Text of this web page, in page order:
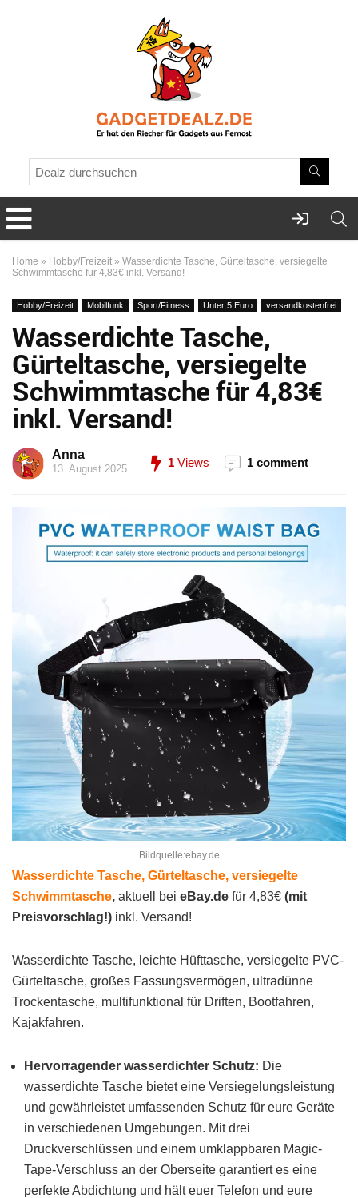
Home » Hobby/Freizeit » Wasserdichte Tasche, Gürteltasche, versiegelte
Schwimmtasche für 4,83€ inkl. Versand!
Hobby/Freizeit Mobilfunk Sport/Fitness Unter 5 Euro versandkostenfrei
Wasserdichte Tasche,
Gürteltasche, versiegelte
Schwimmtasche für 4,83€
inkl. Versand!
Anna
13. August 2025 1 Views 1 comment
Bildquelle:ebay.de
Wasserdichte Tasche, Gürteltasche, versiegelte
Schwimmtasche, aktuell bei eBay.de für 4,83€ (mit
Preisvorschlag!) inkl. Versand!
Wasserdichte Tasche, leichte Hüfttasche, versiegelte PVC-
Gürteltasche, großes Fassungsvermögen, ultradünne
Trockentasche, multifunktional für Driften, Bootfahren,
Kajakfahren.
Hervorragender wasserdichter Schutz: Die
wasserdichte Tasche bietet eine Versiegelungsleistung
und gewährleistet umfassenden Schutz für eure Geräte
in verschiedenen Umgebungen. Mit drei
Druckverschlüssen und einem umklappbaren Magic-
Tape-Verschluss an der Oberseite garantiert es eine
perfekte Abdichtung und hält euer Telefon und eure